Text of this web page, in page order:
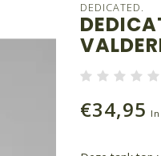
DEDICATED.
€34,95